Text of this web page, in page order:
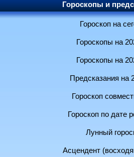
Гороскопы и
Гороскоп на
Гороскопы на
Гороскопы на
Предсказания на
Гороскоп
Гороскоп по дате
Лунный
Асцендент